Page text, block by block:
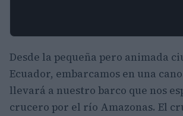
Desde la pequeña pero animada
Ecuador, embarcamos en una
llevará a nuestro barco que nos
crucero por el río Amazonas. El